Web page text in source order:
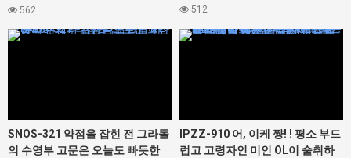
미 유카 선생님의 레즈키스 현장
녹는 네쵸리 베로키스 반대 3P 관
562 512
427458
SNOS-321 약점을 잡힌 전 그라돌
의 수영부 고문은 오늘도 빠듯한
427414
IPZZ-910 어, 이케 쨩! ! 평소 부드
럽고 고령자인 미인 OL이 술취하